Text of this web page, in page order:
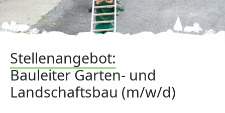
Stellenangebot:
Bauleiter Garten- und
Landschaftsbau (m/w/d)